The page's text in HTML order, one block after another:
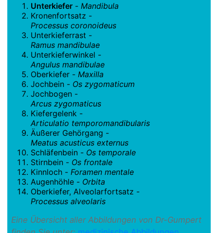
Unterkiefer - Mandibula
Kronenfortsatz -
Processus coronoideus
Unterkieferrast -
Ramus mandibulae
Unterkieferwinkel -
Angulus mandibulae
Oberkiefer - Maxilla
Jochbein - Os zygomaticum
Jochbogen -
Arcus zygomaticus
Kiefergelenk -
Articulatio temporomandibularis
Äußerer Gehörgang -
Meatus acusticus externus
Schläfenbein - Os temporale
Stirnbein - Os frontale
Kinnloch - Foramen mentale
Augenhöhle - Orbita
Oberkiefer, Alveolarfortsatz -
Processus alveolaris
Eine Übersicht aller Abbildungen von Dr-Gumpert